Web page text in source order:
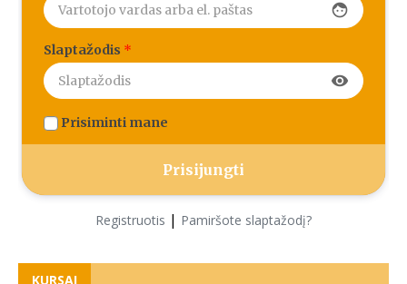
face
Slaptažodis *
visibility
Prisiminti mane
Registruotis | Pamiršote slaptažodį?
KURSAI